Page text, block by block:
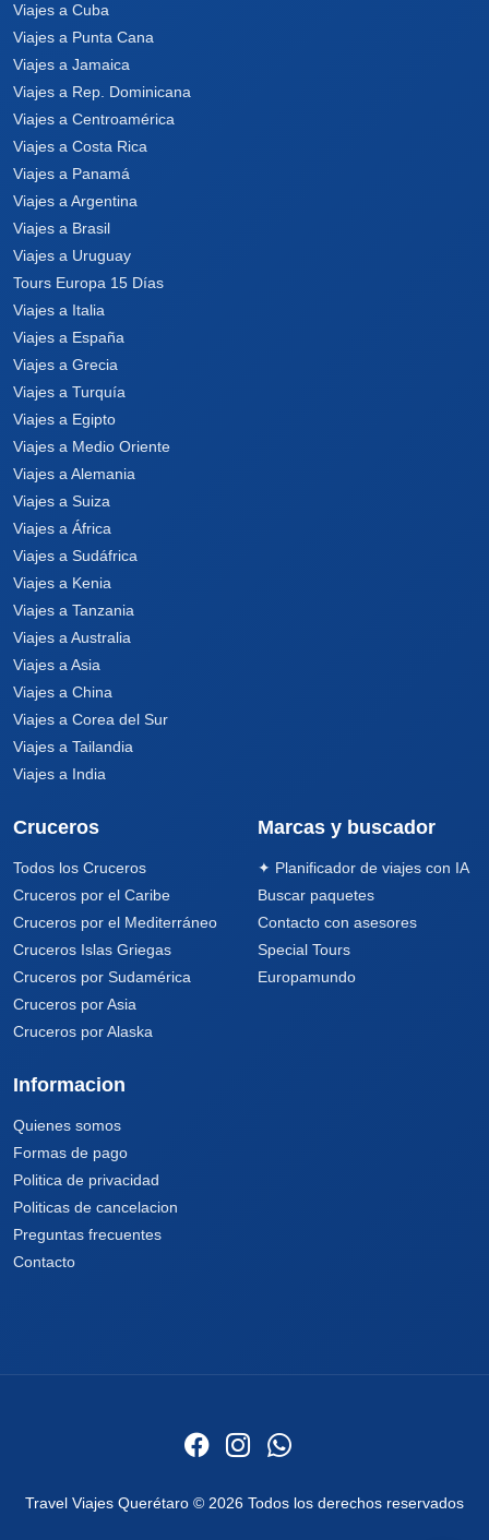
Viajes a Cuba
Viajes a Punta Cana
Viajes a Jamaica
Viajes a Rep. Dominicana
Viajes a Centroamérica
Viajes a Costa Rica
Viajes a Panamá
Viajes a Argentina
Viajes a Brasil
Viajes a Uruguay
Tours Europa 15 Días
Viajes a Italia
Viajes a España
Viajes a Grecia
Viajes a Turquía
Viajes a Egipto
Viajes a Medio Oriente
Viajes a Alemania
Viajes a Suiza
Viajes a África
Viajes a Sudáfrica
Viajes a Kenia
Viajes a Tanzania
Viajes a Australia
Viajes a Asia
Viajes a China
Viajes a Corea del Sur
Viajes a Tailandia
Viajes a India
Cruceros
Todos los Cruceros
Cruceros por el Caribe
Cruceros por el Mediterráneo
Cruceros Islas Griegas
Cruceros por Sudamérica
Cruceros por Asia
Cruceros por Alaska
Marcas y buscador
✦ Planificador de viajes con IA
Buscar paquetes
Contacto con asesores
Special Tours
Europamundo
Informacion
Quienes somos
Formas de pago
Politica de privacidad
Politicas de cancelacion
Preguntas frecuentes
Contacto
Travel Viajes Querétaro © 2026 Todos los derechos reservados